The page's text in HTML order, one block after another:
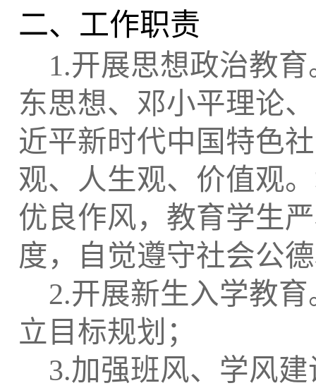
二、工作职责
1.开展思想政治教
东思想、邓小平理论
近平新时代中国特色
观、人生观、价值观
优良作风，教育学生
度，自觉遵守社会公
2.开展新生入学教
立目标规划；
3.加强班风、学风